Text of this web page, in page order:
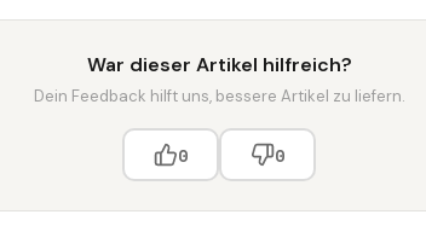
War dieser Artikel hilfreich?
Dein Feedback hilft uns, bessere Artikel zu liefern.
0 0